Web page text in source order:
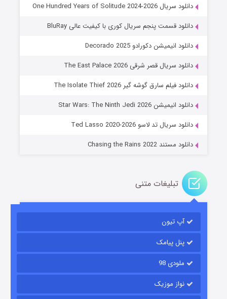
قسمت ۱۴ (زیرنویس)
دانلود سریال One Hundred Years of Solitude 2024-2026
دانلود قسمت پنجم سریال کوری با کیفیت عالی BluRay
دانلود انیمیشن دکورادو Decorado 2025
دانلود سریال قصر شرقی The East Palace 2026
دانلود فیلم سارق گوشه گیر The Isolate Thief 2026
دانلود انیمیشن Star Wars: The Ninth Jedi 2026
دانلود سریال تد لاسو Ted Lasso 2020-2026
دانلود مستند Chasing the Rains 2022
تبلیغات متنی
آپ تیون
پنل پیامک
ملودی 98
نواز موزیک